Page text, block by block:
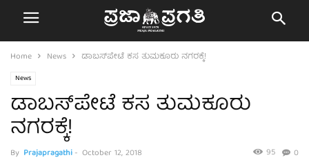
Home News ಡಾಬಸ್‌ಪೇಟೆ ಕಸ ತುಮಕೂರು ನಗರಕ್ಕೆ!
News
ಡಾಬಸ್‌ಪೇಟೆ ಕಸ ತುಮಕೂರು
ನಗರಕ್ಕೆ!
By Prajapragathi- October 12, 2018 0
95